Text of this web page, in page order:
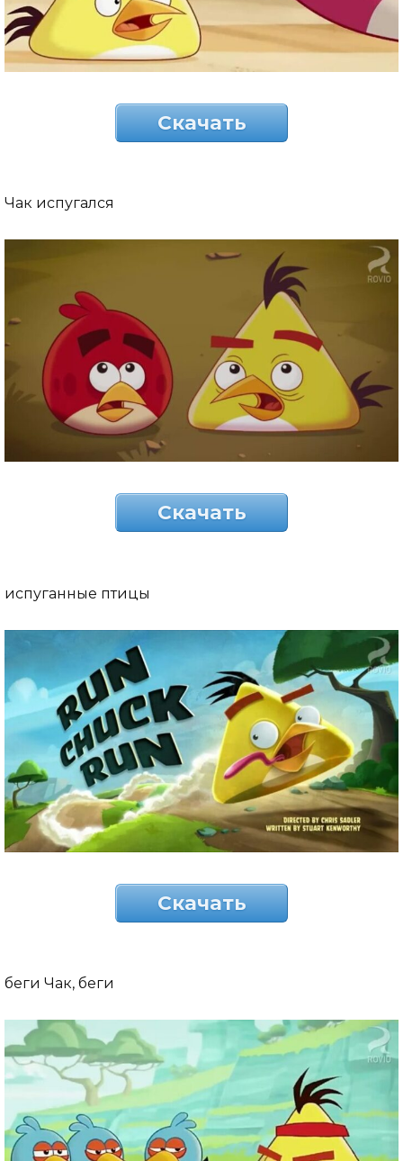
Скачать
Чак испугался
Скачать
испуганные птицы
Скачать
беги Чак, беги